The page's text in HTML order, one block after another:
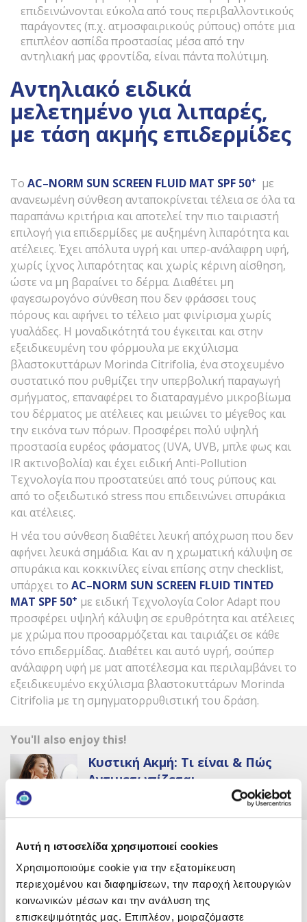
Αυτή η ιστοσελίδα χρησιμοποιεί cookies
Χρησιμοποιούμε cookie για την εξατομίκευση
περιεχομένου και διαφημίσεων, την παροχή λειτουργιών
κοινωνικών μέσων και την ανάλυση της
επισκεψιμότητάς μας. Επιπλέον, μοιραζόμαστε
επιδεινώνονται εύκολα από τους περιβαλλοντικούς
παράγοντες (π.χ. ατμοσφαιρικούς ρύπους) οπότε μια
επιπλέον ασπίδα προστασίας μέσα από την
αντηλιακή μας φροντίδα, είναι πάντα πολύτιμη.
Αντηλιακό ειδικά
μελετημένο για λιπαρές,
με τάση ακμής επιδερμίδες
To AC–NORM SUN SCREEN FLUID ΜΑΤ SPF 50+ με
ανανεωμένη σύνθεση ανταποκρίνεται τέλεια σε όλα τα
παραπάνω κριτήρια και αποτελεί την πιο ταιριαστή
επιλογή για επιδερμίδες με αυξημένη λιπαρότητα και
ατέλειες. Έχει απόλυτα υγρή και υπερ-ανάλαφρη υφή,
χωρίς ίχνος λιπαρότητας και χωρίς κέρινη αίσθηση,
ώστε να μη βαραίνει το δέρμα. Διαθέτει μη
φαγεσωρογόνο σύνθεση που δεν φράσσει τους
πόρους και αφήνει το τέλειο ματ φινίρισμα χωρίς
γυαλάδες. Η μοναδικότητά του έγκειται και στην
εξειδικευμένη του φόρμουλα με εκχύλισμα
βλαστοκυττάρων Morinda Citrifolia, ένα στοχευμένο
συστατικό που ρυθμίζει την υπερβολική παραγωγή
σμήγματος, επαναφέρει το διαταραγμένο μικροβίωμα
του δέρματος με ατέλειες και μειώνει το μέγεθος και
την εικόνα των πόρων. Προσφέρει πολύ υψηλή
προστασία ευρέος φάσματος (UVA, UVB, μπλε φως και
IR ακτινοβολία) και έχει ειδική Anti-Pollution
Τεχνολογία που προστατεύει από τους ρύπους και
από το οξειδωτικό stress που επιδεινώνει σπυράκια
και ατέλειες.
Η νέα του σύνθεση διαθέτει λευκή απόχρωση που δεν
αφήνει λευκά σημάδια. Και αν η χρωματική κάλυψη σε
σπυράκια και κοκκινίλες είναι επίσης στην checklist,
υπάρχει το AC–NORM SUN SCREEN FLUID TINTED
ΜΑΤ SPF 50+ με ειδική Τεχνολογία Color Αdapt που
προσφέρει υψηλή κάλυψη σε ερυθρότητα και ατέλειες
με χρώμα που προσαρμόζεται και ταιριάζει σε κάθε
τόνο επιδερμίδας. Διαθέτει και αυτό υγρή, σούπερ
ανάλαφρη υφή με ματ αποτέλεσμα και περιλαμβάνει το
εξειδικευμένο εκχύλισμα βλαστοκυττάρων Morinda
Citrifolia με τη σμηγματορρυθιστική του δράση.
You'll also enjoy this!
Κυστική Ακμή: Τι είναι & Πώς
Αντιμετωπίζεται
Προστατεύουμε το λιπαρό δέρμα με ατέλειες κάτω απ’
τον ήλιο με ένα αντηλιακό αποκλειστικά σχεδιασμένο
για τις ανάγκες του που θα δίνει άφοβα κίνητρο για
καθημερινή χρήση και αποτελεσματικό sun protection.
Κάνε εγγραφή στο newsletter
της FREZYDERM και κέρδισε!